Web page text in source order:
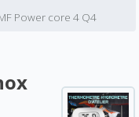
Power core 4 Q4